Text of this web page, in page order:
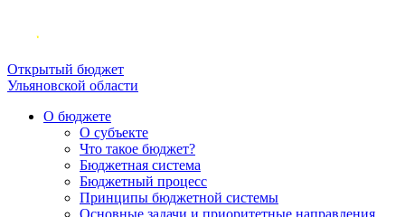
Открытый бюджет
Ульяновской области
О бюджете
О субъекте
Что такое бюджет?
Бюджетная система
Бюджетный процесс
Принципы бюджетной системы
Основные задачи и приоритетные направления